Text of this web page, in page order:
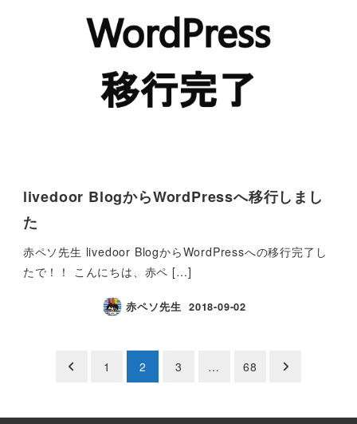
livedoor BlogからWordPressへ移行しまし
た
赤ペソ先生 livedoor BlogからWordPressへの移行完了し
たで！！ こんにちは、赤ペ […]
赤ペソ先生 2018-09-02
1 2 3 … 68